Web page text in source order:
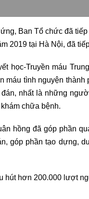
Ban Tổ chức đã
2019 tại Hà Nội, đã
học-Truyền máu
máu tình nguyện
nhất là những
chữa bệnh.
hồng đã góp phần
góp phần tạo dựng,
hút hơn 200.000 lượt